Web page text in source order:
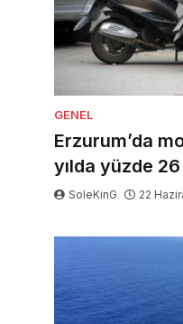
GENEL
Erzurum’da
yılda yüzde 26
SoleKinG 22